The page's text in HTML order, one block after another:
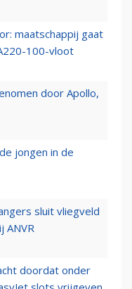
maatschappij gaat
100-vloot
door Apollo,
jongen in de
sluit vliegveld
ANVR
doordat onder